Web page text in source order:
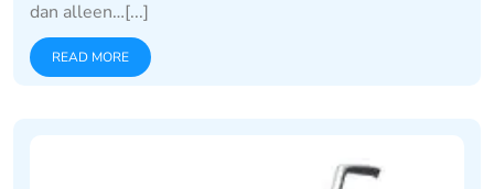
dan alleen…[...]
READ MORE